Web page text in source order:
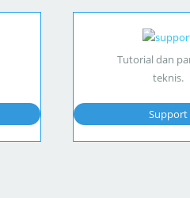
Tutorial dan
teknis.
Support